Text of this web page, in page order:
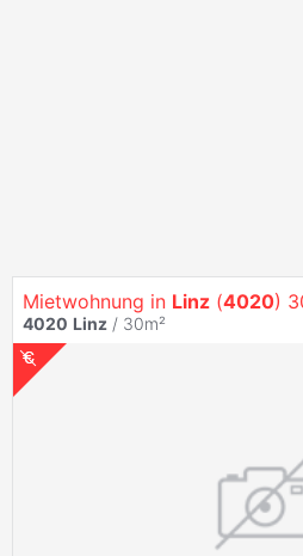
Mietwohnung in Linz (4020)
4020 Linz / 30m²